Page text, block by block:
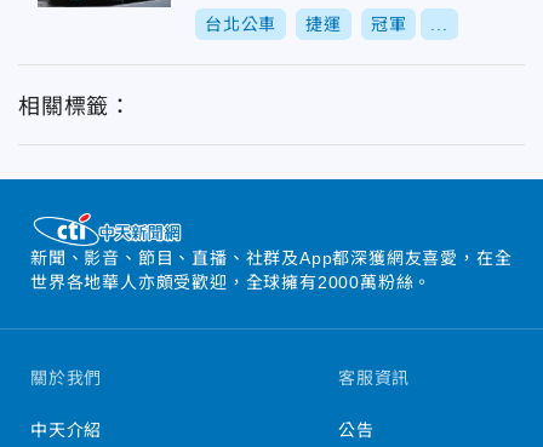
台北公車 捷運 冠軍
相關標籤：
新聞、影音、節目、直播、社群及App都深獲網友喜愛，在全
世界各地華人亦頗受歡迎，全球擁有2000萬粉絲。
關於我們
中天介紹
客服資訊
公告